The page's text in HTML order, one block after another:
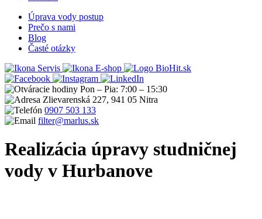
Úprava vody postup
Prečo s nami
Blog
Časté otázky
Servis
E-shop
Pon – Pia: 7:00 – 15:30
Zlievarenská 227, 941 05 Nitra
0907 503 133
filter@marlus.sk
Realizácia úpravy studničnej
vody v Hurbanove